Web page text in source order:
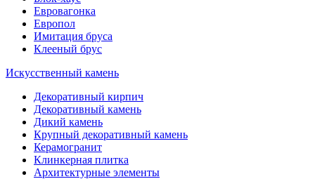
Евровагонка
Европол
Имитация бруса
Клееный брус
Искусственный камень
Декоративный кирпич
Декоративный камень
Дикий камень
Крупный декоративный камень
Керамогранит
Клинкерная плитка
Архитектурные элементы